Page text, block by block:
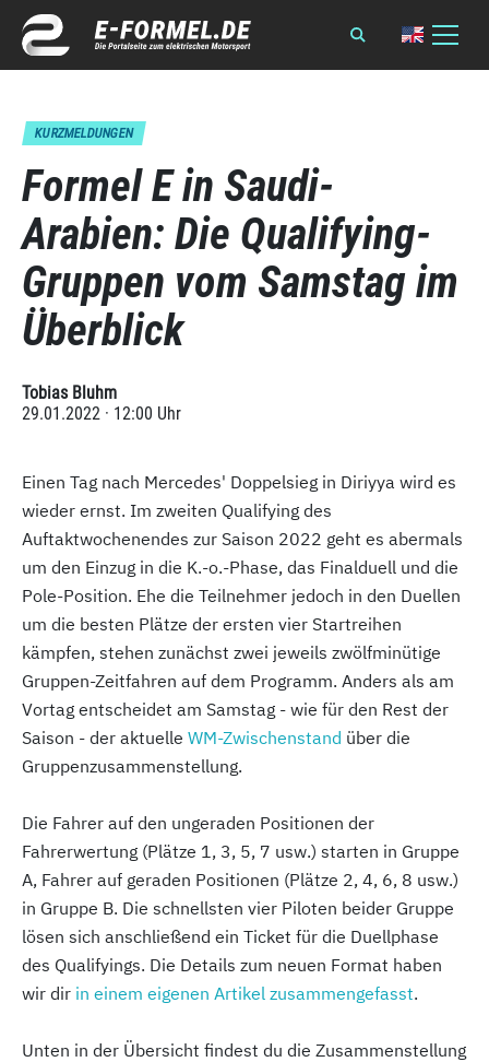
KURZMELDUNGEN
Formel E in Saudi-
Arabien: Die Qualifying-
Gruppen vom Samstag im
Überblick
Tobias Bluhm
29.01.2022 · 12:00 Uhr
Einen Tag nach Mercedes' Doppelsieg in Diriyya wird es
wieder ernst. Im zweiten Qualifying des
Auftaktwochenendes zur Saison 2022 geht es abermals
um den Einzug in die K.-o.-Phase, das Finalduell und die
Pole-Position. Ehe die Teilnehmer jedoch in den Duellen
um die besten Plätze der ersten vier Startreihen
kämpfen, stehen zunächst zwei jeweils zwölfminütige
Gruppen-Zeitfahren auf dem Programm. Anders als am
Vortag entscheidet am Samstag - wie für den Rest der
Saison - der aktuelle WM-Zwischenstand über die
Gruppenzusammenstellung.
Die Fahrer auf den ungeraden Positionen der
Fahrerwertung (Plätze 1, 3, 5, 7 usw.) starten in Gruppe
A, Fahrer auf geraden Positionen (Plätze 2, 4, 6, 8 usw.)
in Gruppe B. Die schnellsten vier Piloten beider Gruppe
lösen sich anschließend ein Ticket für die Duellphase
des Qualifyings. Die Details zum neuen Format haben
wir dir in einem eigenen Artikel zusammengefasst.
Unten in der Übersicht findest du die Zusammenstellung